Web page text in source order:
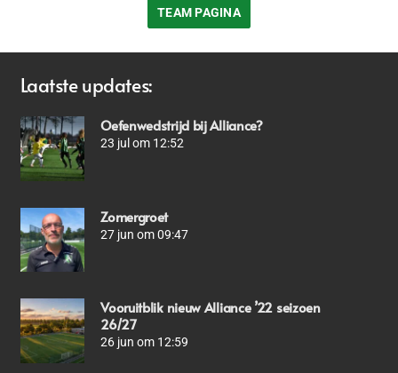
TEAM PAGINA
Laatste updates:
Oefenwedstrijd bij Alliance?
23 jul om 12:52
Zomergroet
27 jun om 09:47
Vooruitblik nieuw Alliance ’22 seizoen
26/27
26 jun om 12:59